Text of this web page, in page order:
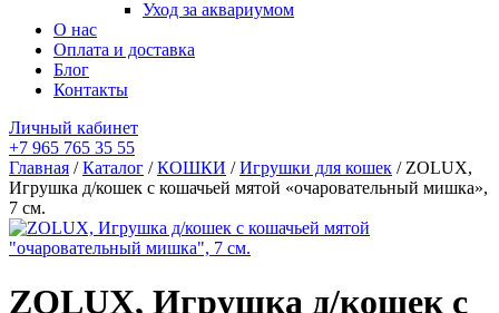
Уход за аквариумом
О нас
Оплата и доставка
Блог
Контакты
Личный кабинет
+7 965 765 35 55
Главная /Каталог /КОШКИ /Игрушки для кошек / ZOLUX,
Игрушка д/кошек с кошачьей мятой «очаровательный мишка»,
7 см.
ZOLUX, Игрушка д/кошек с